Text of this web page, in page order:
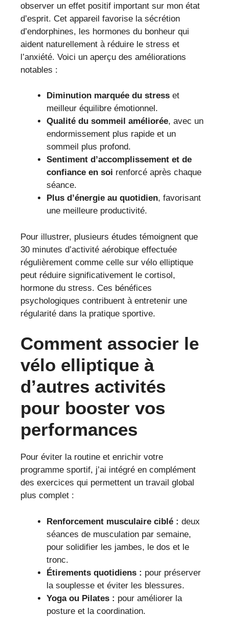
observer un effet positif important sur mon état
d’esprit. Cet appareil favorise la sécrétion
d’endorphines, les hormones du bonheur qui
aident naturellement à réduire le stress et
l’anxiété. Voici un aperçu des améliorations
notables :
Diminution marquée du stress et
meilleur équilibre émotionnel.
Qualité du sommeil améliorée, avec un
endormissement plus rapide et un
sommeil plus profond.
Sentiment d’accomplissement et de
confiance en soi renforcé après chaque
séance.
Plus d’énergie au quotidien, favorisant
une meilleure productivité.
Pour illustrer, plusieurs études témoignent que
30 minutes d’activité aérobique effectuée
régulièrement comme celle sur vélo elliptique
peut réduire significativement le cortisol,
hormone du stress. Ces bénéfices
psychologiques contribuent à entretenir une
régularité dans la pratique sportive.
Comment associer le
vélo elliptique à
d’autres activités
pour booster vos
performances
Pour éviter la routine et enrichir votre
programme sportif, j’ai intégré en complément
des exercices qui permettent un travail global
plus complet :
Renforcement musculaire ciblé : deux
séances de musculation par semaine,
pour solidifier les jambes, le dos et le
tronc.
Étirements quotidiens : pour préserver
la souplesse et éviter les blessures.
Yoga ou Pilates : pour améliorer la
posture et la coordination.